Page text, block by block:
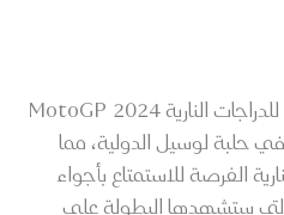
ينطلق سباق جائزة قطر الكبرى للدراجات النارية MotoGP 2024
8 إلى 10 مارس في حلبة لوسيل الدولية، مما
الفرصة للاستمتاع بأجواء
ستشهدها البطولة على